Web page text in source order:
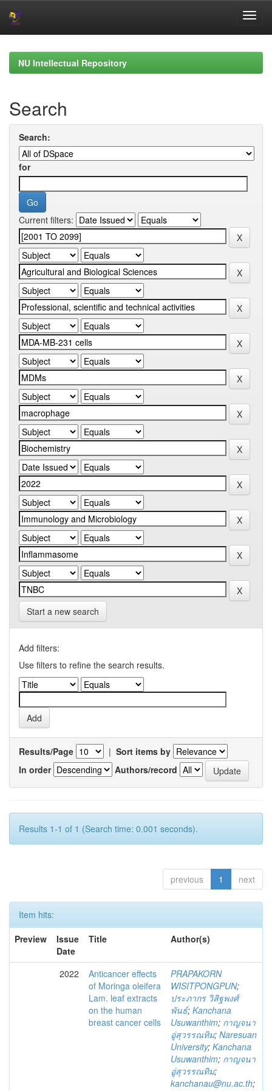
navigationNU Intellectual Repository
Search
Search:
for
Current filters:
Start a new search
Add filters:
Use filters to refine the search results.
Results/Page | Sort items by
In order
Authors/record
Results 1-1 of 1 (Search time: 0.001 seconds).
previous 1 next
Item hits:
Preview
Issue
Date
Title Author(s)
2022
Anticancer effects
of Moringa oleifera
Lam. leaf extracts
on the human
breast cancer cells
PRAPAKORN
WISITPONGPUN;
ประภากร วิสิฐพงศ์
พันธ์; Kanchana
Usuwanthim; กาญจนา
อู่สุวรรณทิม; Naresuan
University; Kanchana
Usuwanthim; กาญจนา
อู่สุวรรณทิม;
kanchanau@nu.ac.th;